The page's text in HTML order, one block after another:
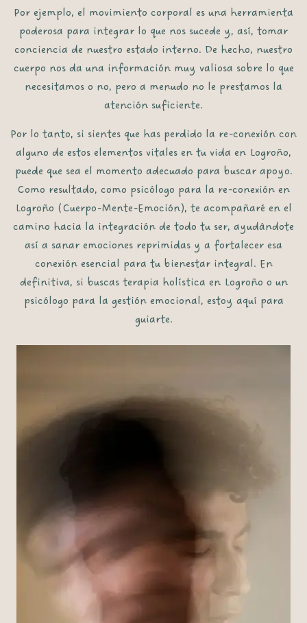
Por ejemplo, el movimiento corporal es una herramienta
poderosa para integrar lo que nos sucede y, así, tomar
conciencia de nuestro estado interno. De hecho, nuestro
cuerpo nos da una información muy valiosa sobre lo que
necesitamos o no, pero a menudo no le prestamos la
atención suficiente.
Por lo tanto, si sientes que has perdido la re-conexión con
alguno de estos elementos vitales en tu vida en Logroño,
puede que sea el momento adecuado para buscar apoyo.
Como resultado, como psicólogo para la re-conexión en
Logroño (Cuerpo-Mente-Emoción), te acompañaré en el
camino hacia la integración de todo tu ser, ayudándote
así a sanar emociones reprimidas y a fortalecer esa
conexión esencial para tu bienestar integral. En
definitiva, si buscas terapia holística en Logroño o un
psicólogo para la gestión emocional, estoy aquí para
guiarte.